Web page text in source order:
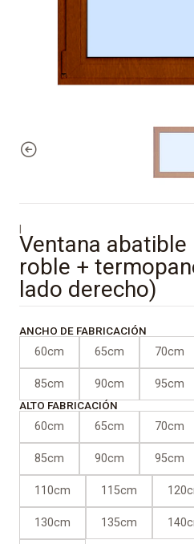
|
Ventana abatible
roble +
lado derecho)
ANCHO DE FABRICACIÓN
60cm 65cm 70cm
85cm 90cm 95cm
ALTO FABRICACIÓN
60cm 65cm 70cm
85cm 90cm 95cm
110cm 115cm
130cm 135cm